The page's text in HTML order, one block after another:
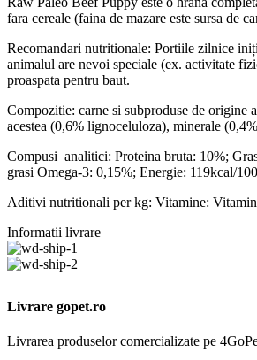
fara cereale (faina de mazare este sursa de
Recomandari nutritionale: Portiile zilnice
animalul are nevoi speciale (ex. activitate
proaspata pentru baut.
Compozitie: carne si subproduse de origine
acestea (0,6% lignoceluloza), minerale
Compusi analitici: Proteina bruta: 10%;
grasi Omega-3: 0,15%; Energie: 119kcal/
Aditivi nutritionali per kg: Vitamine:
Informatii livrare
Livrare gopet.ro
Livrarea produselor comercializate pe